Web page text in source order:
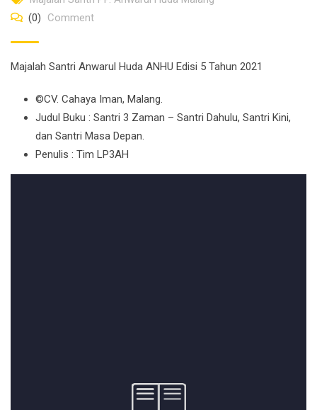
(0)
Comment
Majalah Santri Anwarul Huda ANHU Edisi 5 Tahun 2021
©CV. Cahaya Iman, Malang.
Judul Buku : Santri 3 Zaman – Santri Dahulu, Santri Kini,
dan Santri Masa Depan.
Penulis : Tim LP3AH